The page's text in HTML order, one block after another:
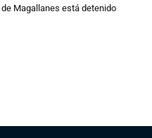
de Magallanes está detenido